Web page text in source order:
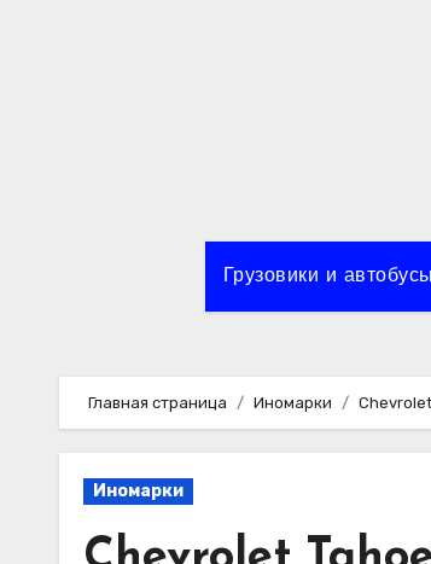
Грузовики и автобусы
Главная страница Иномарки
Иномарки